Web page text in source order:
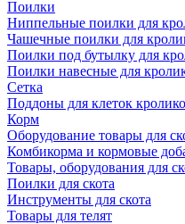
Поилки
Ниппельные поилки для
Чашечные поилки для
Поилки под бутылку для
Поилки навесные для
Сетка
Поддоны для клеток
Корм
Оборудование товары для
Комбикорма и кормовые
Товары, оборудования для
Поилки для скота
Инструменты для скота
Товары для телят